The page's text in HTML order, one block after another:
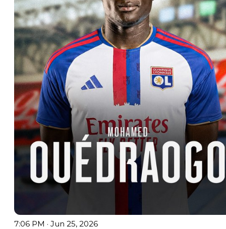
7:06 PM · Jun 25, 2026